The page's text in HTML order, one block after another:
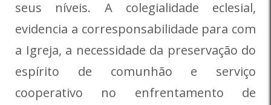
seus níveis. A colegialidade eclesial,
evidencia a corresponsabilidade para com
a Igreja, a necessidade da preservação do
espírito de comunhão e serviço
cooperativo no enfrentamento de